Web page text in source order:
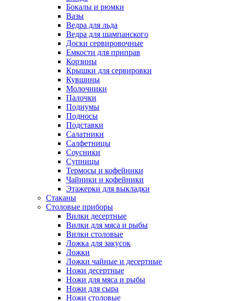
Бокалы и рюмки
Вазы
Ведра для льда
Ведра для шампанского
Доски сервировочные
Емкости для приправ
Корзины
Крышки для сервировки
Кувшины
Молочники
Палочки
Подиумы
Подносы
Подставки
Салатники
Салфетницы
Соусники
Супницы
Термосы и кофейники
Чайники и кофейники
Этажерки для выкладки
Стаканы
Столовые приборы
Вилки десертные
Вилки для мяса и рыбы
Вилки столовые
Ложка для закусок
Ложки
Ложки чайные и десертные
Ножи десертные
Ножи для мяса и рыбы
Ножи для сыра
Ножи столовые